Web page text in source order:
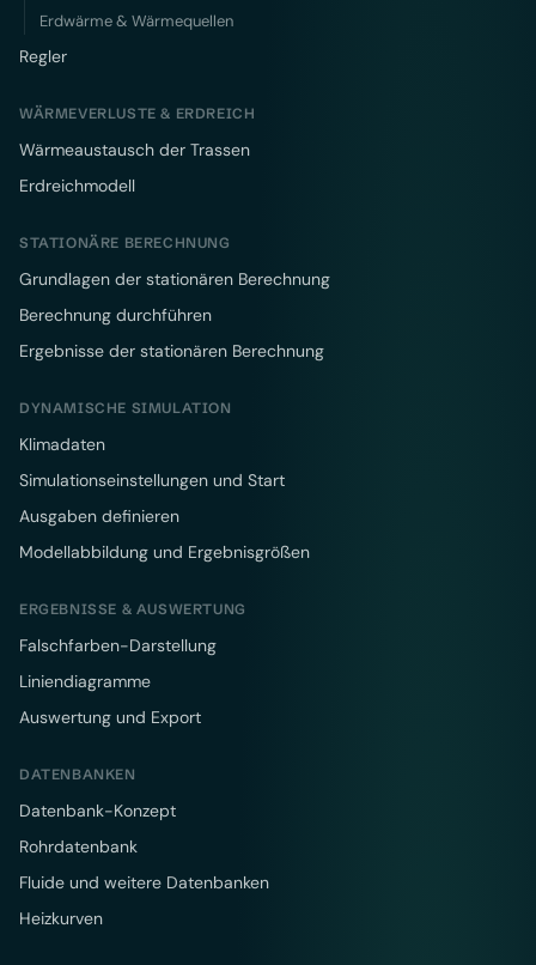
Erdwärme & Wärmequellen
Regler
WÄRMEVERLUSTE & ERDREICH
Wärmeaustausch der Trassen
Erdreichmodell
STATIONÄRE BERECHNUNG
Grundlagen der stationären Berechnung
Berechnung durchführen
Ergebnisse der stationären Berechnung
DYNAMISCHE SIMULATION
Klimadaten
Simulationseinstellungen und Start
Ausgaben definieren
Modellabbildung und Ergebnisgrößen
ERGEBNISSE & AUSWERTUNG
Falschfarben-Darstellung
Liniendiagramme
Auswertung und Export
DATENBANKEN
Datenbank-Konzept
Rohrdatenbank
Fluide und weitere Datenbanken
Heizkurven